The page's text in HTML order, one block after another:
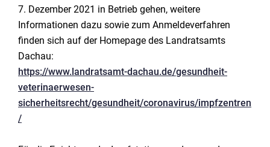
7. Dezember 2021 in Betrieb gehen, weitere
Informationen dazu sowie zum Anmeldeverfahren
finden sich auf der Homepage des Landratsamts
Dachau:
https://www.landratsamt-dachau.de/gesundheit-
veterinaerwesen-
sicherheitsrecht/gesundheit/coronavirus/impfzentren
/